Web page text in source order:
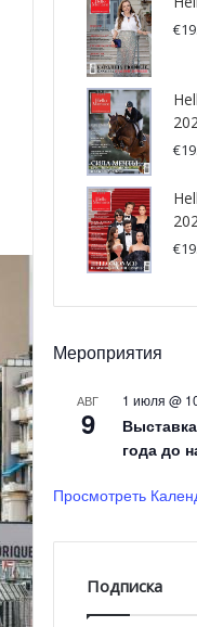
€
€
€
Мероприятия
АВГ
9
1 июля @
года до
Просмотреть
Подписка